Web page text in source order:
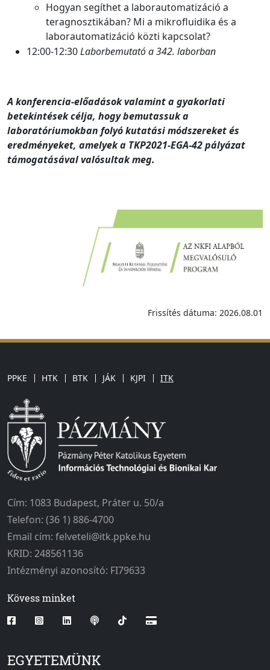
Hogyan segíthet a laborautomatizáció a
teragnosztikában? Mi a mikrofluidika és a
laborautomatizáció közti kapcsolat?
12:00-12:30Laborbemutató a 342. laborban
A konferencia-előadások valamint a gyakorlati
betekintések célja, hogy bemutassuk a
laboratóriumokban folyó kutatási módszereket és
eredményeket, amelyek a TKP2021-EGA-42 pályázat
támogatásával valósultak meg.
Frissítés dátuma: 2026.08.01
PPKE HTK BTK JÁK KJPI ITK
Cím: 1083 Budapest, Práter u. 50/a
Telefon: (36 1) 886-4700
Email cím: felveteli@itk.ppke.hu
KRID: 248561136
Intézményi azonosító: FI79633
Kövess minket
EGYETEMÜNK